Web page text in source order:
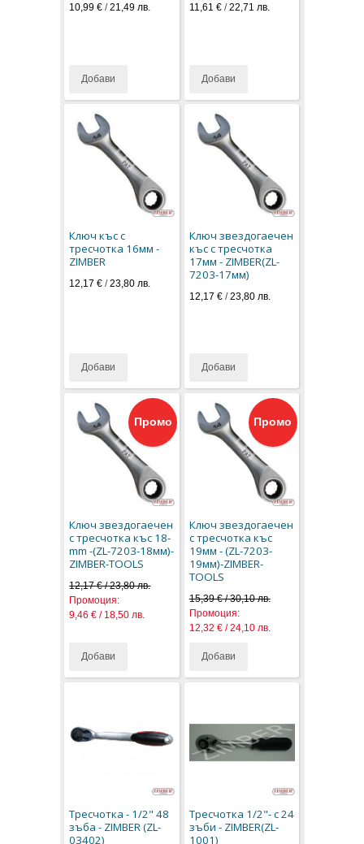
10,99 € /21,49 лв.
Добави
11,61 €/22,71 лв.
Добави
Ключ къс с
тресчотка 16мм -
ZIMBER
12,17 € /23,80 лв.
Добави
Ключ звездогаечен
къс с тресчотка
17мм - ZIMBER(ZL-
7203-17мм)
12,17 €/23,80 лв.
Добави
Промо
Ключ звездогаечен
с тресчотка къс 18-
mm -(ZL-7203-18мм)-
ZIMBER-TOOLS
12,17 € / 23,80 лв.
Промоция:
9,46 € / 18,50 лв.
Добави
Промо
Ключ звездогаечен
с тресчотка къс
19мм - (ZL-7203-
19мм)-ZIMBER-
TOOLS
15,39 € / 30,10 лв.
Промоция:
12,32 € / 24,10 лв.
Добави
Тресчотка - 1/2" 48
зъба - ZIMBER (ZL-
03402)
Тресчотка 1/2"- с 24
зъби - ZIMBER(ZL-
1001)